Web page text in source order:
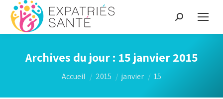
Recherche
:
Archives du jour : 15 janvier 2015
Vous êtes ici :
Accueil 2015 janvier 15